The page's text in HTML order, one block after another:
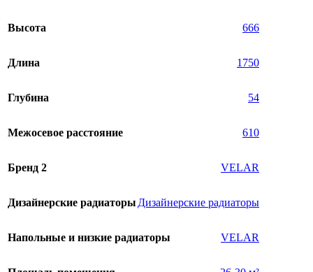
Высота 666
Длина 1750
Глубина 54
Межосевое расстояние 610
Бренд 2 VELAR
Дизайнерские радиаторы Дизайнерские радиаторы
Напольные и низкие радиаторы VELAR